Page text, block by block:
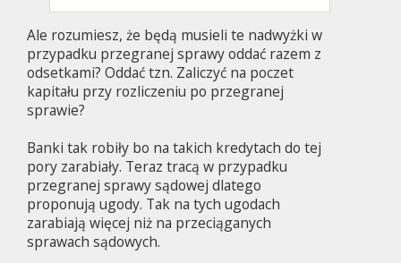
Ale rozumiesz, że będą musieli te nadwyżki w
przypadku przegranej sprawy oddać razem z
odsetkami? Oddać tzn. Zaliczyć na poczet
kapitału przy rozliczeniu po przegranej
sprawie?
Banki tak robiły bo na takich kredytach do tej
pory zarabiały. Teraz tracą w przypadku
przegranej sprawy sądowej dlatego
proponują ugody. Tak na tych ugodach
zarabiają więcej niż na przeciąganych
sprawach sądowych.